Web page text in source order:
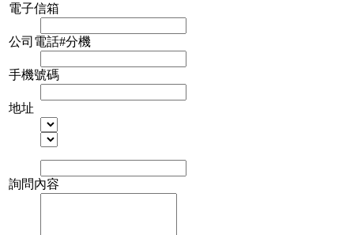
電子信箱
公司電話#分機
手機號碼
地址
詢問內容